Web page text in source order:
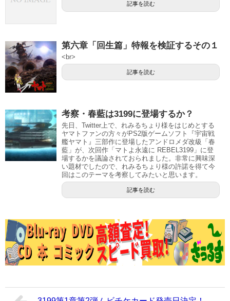
記事を読む
第六章「回生篇」特報を検証するその１
<br>
記事を読む
考察・春藍は3199に登場するか？
先日、Twitter上で、れみるちょり様をはじめとする
ヤマトファンの方々がPS2版ゲームソフト『宇宙戦
艦ヤマト』三部作に登場したアンドロメダ改級「春
藍」が、次回作「マトよ永遠に REBEL3199」に登
場するかを議論されておられました。非常に興味深
い題材でしたので、れみるちょり様の許諾を得て今
回はこのテーマを考察してみたいと思います。
記事を読む